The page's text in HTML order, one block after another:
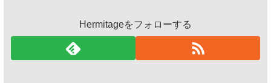
Hermitageをフォローする